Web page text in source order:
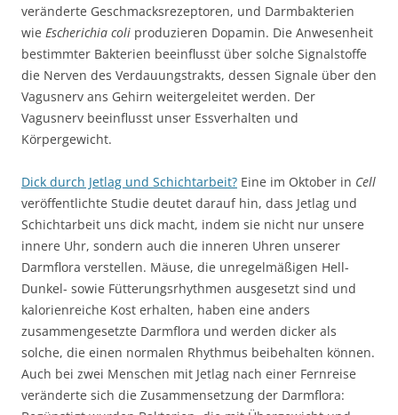
veränderte Geschmacksrezeptoren, und Darmbakterien
wie Escherichia coli produzieren Dopamin. Die Anwesenheit
bestimmter Bakterien beeinflusst über solche Signalstoffe
die Nerven des Verdauungstrakts, dessen Signale über den
Vagusnerv ans Gehirn weitergeleitet werden. Der
Vagusnerv beeinflusst unser Essverhalten und
Körpergewicht.
Dick durch Jetlag und Schichtarbeit? Eine im Oktober in Cell
veröffentlichte Studie deutet darauf hin, dass Jetlag und
Schichtarbeit uns dick macht, indem sie nicht nur unsere
innere Uhr, sondern auch die inneren Uhren unserer
Darmflora verstellen. Mäuse, die unregelmäßigen Hell-
Dunkel- sowie Fütterungsrhythmen ausgesetzt sind und
kalorienreiche Kost erhalten, haben eine anders
zusammengesetzte Darmflora und werden dicker als
solche, die einen normalen Rhythmus beibehalten können.
Auch bei zwei Menschen mit Jetlag nach einer Fernreise
veränderte sich die Zusammensetzung der Darmflora: